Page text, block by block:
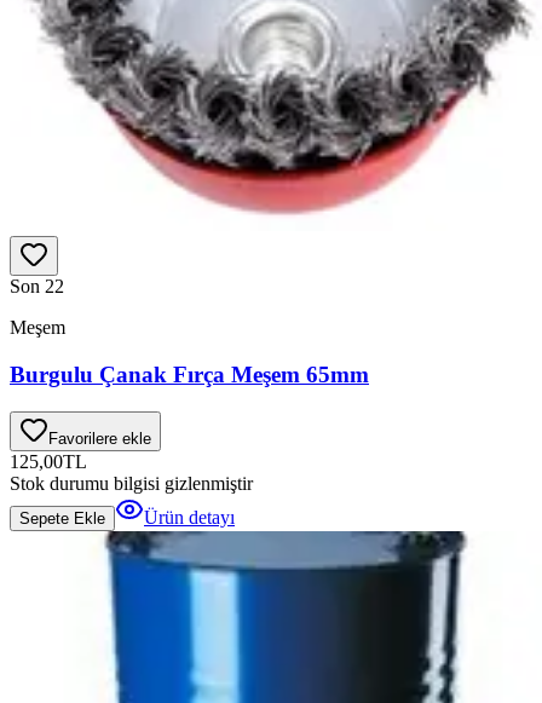
Son 22
Meşem
Burgulu Çanak Fırça Meşem 65mm
Favorilere ekle
125,00TL
Stok durumu bilgisi gizlenmiştir
Sepete Ekle Ürün detayı